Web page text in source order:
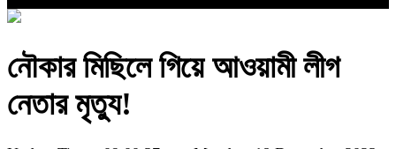
নৌকার মিছিলে গিয়ে আওয়ামী লীগ
নেতার মৃত্যু!